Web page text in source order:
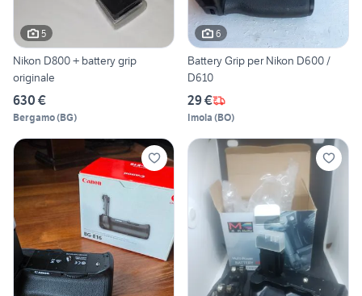
5
Nikon D800 + battery grip
originale
630 €
Bergamo(BG)
6
Battery Grip per Nikon D600 /
D610
29 €
Imola (BO)